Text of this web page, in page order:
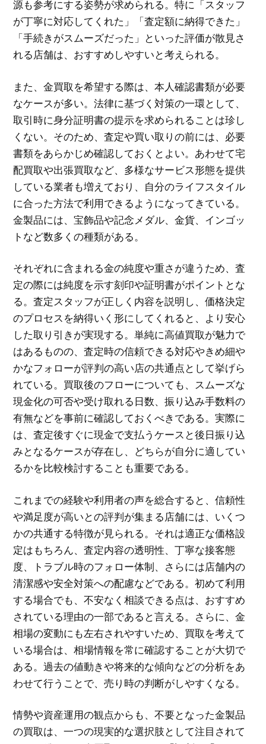
源も参考にする姿勢が求められる。特に「スタッフ
が丁寧に対応してくれた」「査定額に納得できた」
「手続きがスムーズだった」といった評価が散見さ
れる店舗は、おすすめしやすいと考えられる。
また、金買取を希望する際は、本人確認書類が必要
なケースが多い。法律に基づく対策の一環として、
取引時に身分証明書の提示を求められることは珍し
くない。そのため、査定や買い取りの前には、必要
書類をあらかじめ確認しておくとよい。あわせて宅
配買取や出張買取など、多様なサービス形態を提供
している業者も増えており、自分のライフスタイル
に合った方法で利用できるようになってきている。
金製品には、宝飾品や記念メダル、金貨、インゴッ
トなど数多くの種類がある。
それぞれに含まれる金の純度や重さが違うため、査
定の際には純度を示す刻印や証明書がポイントとな
る。査定スタッフが正しく内容を説明し、価格決定
のプロセスを納得いく形にしてくれると、より安心
した取り引きが実現する。単純に高値買取が魅力で
はあるものの、査定時の信頼できる対応やきめ細や
かなフォローが評判の高い店の共通点として挙げら
れている。買取後のフローについても、スムーズな
現金化の可否や受け取れる日数、振り込み手数料の
有無などを事前に確認しておくべきである。実際に
は、査定後すぐに現金で支払うケースと後日振り込
みとなるケースが存在し、どちらが自分に適してい
るかを比較検討することも重要である。
これまでの経験や利用者の声を総合すると、信頼性
や満足度が高いとの評判が集まる店舗には、いくつ
かの共通する特徴が見られる。それは適正な価格設
定はもちろん、査定内容の透明性、丁寧な接客態
度、トラブル時のフォロー体制、さらには店舗内の
清潔感や安全対策への配慮などである。初めて利用
する場合でも、不安なく相談できる点は、おすすめ
されている理由の一部であると言える。さらに、金
相場の変動にも左右されやすいため、買取を考えて
いる場合は、相場情報を常に確認することが大切で
ある。過去の値動きや将来的な傾向などの分析をあ
わせて行うことで、売り時の判断がしやすくなる。
情勢や資産運用の観点からも、不要となった金製品
の買取は、一つの現実的な選択肢として注目されて